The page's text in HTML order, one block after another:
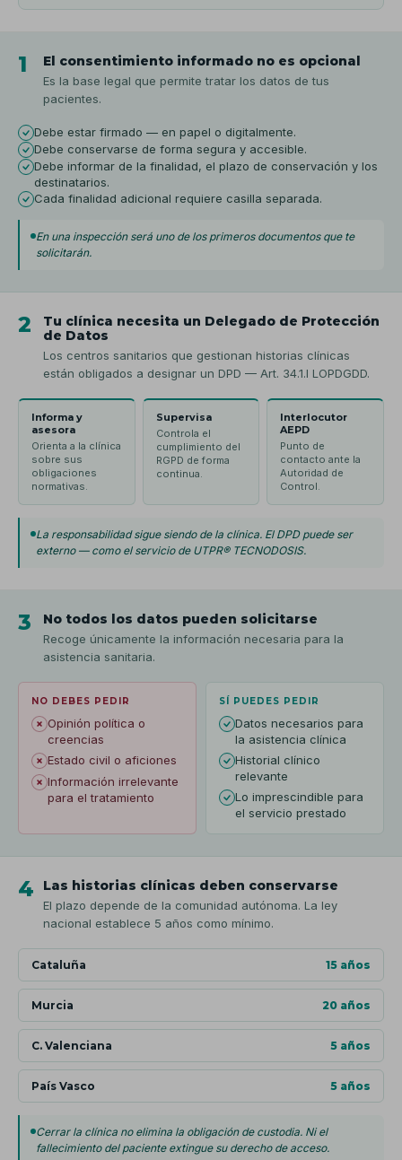
1 El consentimiento informado no es opcional
Es la base legal que permite tratar los datos de tus
pacientes.
Debe estar firmado — en papel o digitalmente.
Debe conservarse de forma segura y accesible.
Debe informar de la finalidad, el plazo de conservación y los
destinatarios.
Cada finalidad adicional requiere casilla separada.
En una inspección será uno de los primeros documentos que te
solicitarán.
2
Tu clínica necesita un Delegado de Protección
de Datos
Los centros sanitarios que gestionan historias clínicas
están obligados a designar un DPD — Art. 34.1.l LOPDGDD.
Informa y
asesora
Orienta a la clínica
sobre sus
obligaciones
normativas.
Supervisa
Controla el
cumplimiento del
RGPD de forma
continua.
Interlocutor
AEPD
Punto de
contacto ante la
Autoridad de
Control.
La responsabilidad sigue siendo de la clínica. El DPD puede ser
externo — como el servicio de UTPR® TECNODOSIS.
3 No todos los datos pueden solicitarse
Recoge únicamente la información necesaria para la
asistencia sanitaria.
NO DEBES PEDIR
Opinión política o
creencias
Estado civil o aficiones
Información irrelevante
para el tratamiento
SÍ PUEDES PEDIR
Datos necesarios para
la asistencia clínica
Historial clínico
relevante
Lo imprescindible para
el servicio prestado
4 Las historias clínicas deben conservarse
El plazo depende de la comunidad autónoma. La ley
nacional establece 5 años como mínimo.
Cataluña 15 años
Murcia 20 años
C. Valenciana 5 años
País Vasco 5 años
Cerrar la clínica no elimina la obligación de custodia. Ni el
fallecimiento del paciente extingue su derecho de acceso.